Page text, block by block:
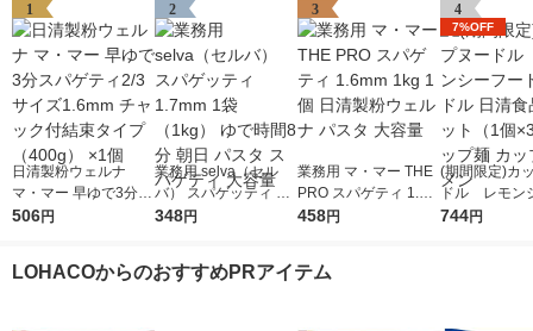
1
日清製粉ウェルナ
マ・マー 早ゆで3分ス
パゲティ2/3サイズ1.6
506円
2
業務用 selva（セル
バ） スパゲッティ 1.7
mm 1袋（1kg） ゆで
348円
3
業務用 マ・マー THE
PRO スパゲティ 1.6m
m 1kg 1個 日清製粉ウ
458円
4
7%OFF
(期間限定)カ
ドル レモン
ドヌードル 日
744円
LOHACOからのおすすめPRアイテム